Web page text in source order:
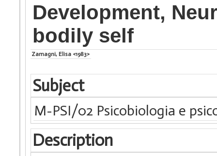
Development,
bodily self
Zamagni, Elisa <1983>
Subject
M-PSI/02 Psicobiologia e
Description